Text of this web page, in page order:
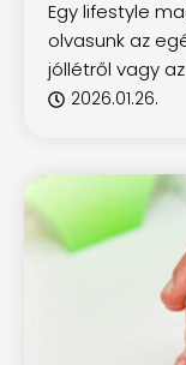
Egy lifestyle
olvasunk az
jóllétről vagy
2026.01.26.